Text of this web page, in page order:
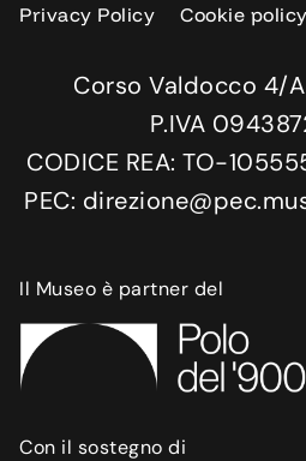
Privacy Policy Cookie policy
Corso Valdocco 4/A
P.IVA
CODICE REA: TO-
PEC:
Il Museo è partner del
Con il sostegno di